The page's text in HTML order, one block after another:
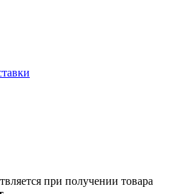
при получении товара